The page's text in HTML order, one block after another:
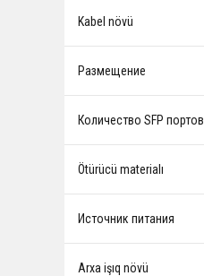
Kabel növü
Размещение
Количество SFP портов
Ötürücü materialı
Источник питания
Arxa işıq növü